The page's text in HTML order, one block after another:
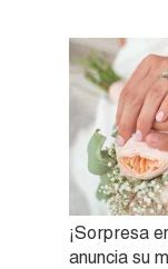
¡Sorpresa
anuncia su